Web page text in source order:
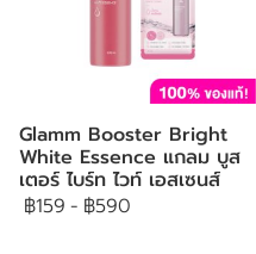
Glamm Booster Bright
White Essence แกลม บูส
เตอร์ ไบร์ท ไวท์ เอสเซนส์
฿159 - ฿590